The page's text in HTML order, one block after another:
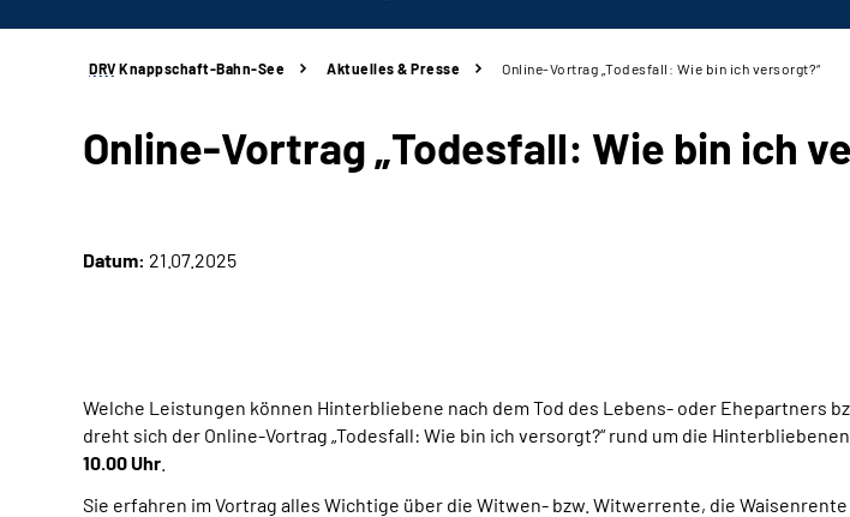
DRV Knappschaft-Bahn-See Aktuelles & Presse Online-Vortrag „Todesfall: Wie bin ich versorgt?“
Online-Vortrag „Todesfall: Wie bin ich
Datum: 21.07.2025
Welche Leistungen können Hinterbliebene nach dem Tod des Lebens- oder Ehepartners
dreht sich der Online-Vortrag „Todesfall: Wie bin ich versorgt?“ rund um die
10.00 Uhr
Sie erfahren im Vortrag alles Wichtige über die Witwen- bzw. Witwerrente, die